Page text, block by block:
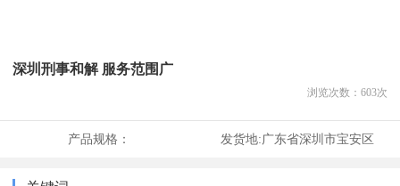
深圳刑事和解 服务范围广
浏览次数： 603次
产品规格： 发货地:广东省深圳市宝安区